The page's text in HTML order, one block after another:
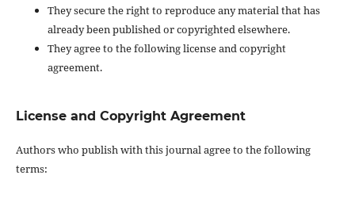
They secure the right to reproduce any material that has
already been published or copyrighted elsewhere.
They agree to the following license and copyright
agreement.
License and Copyright Agreement
Authors who publish with this journal agree to the following
terms: